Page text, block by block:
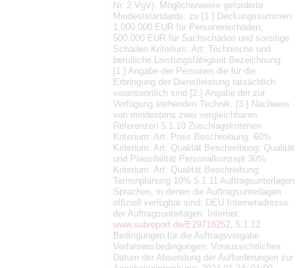
Nr. 2 VgV). Möglicherweise geforderte
Mindeststandards: zu [1.] Deckungssummen:
1.000.000 EUR für Personenschäden,
500.000 EUR für Sachschäden und sonstige
Schäden Kriterium: Art: Technische und
berufliche Leistungsfähigkeit Bezeichnung:
[1.] Angabe der Personen die für die
Erbringung der Dienstleistung tatsächlich
verantwortlich sind [2.] Angabe der zur
Verfügung stehenden Technik. [3.] Nachweis
von mindestens zwei vergleichbaren
Referenzen 5.1.10 Zuschlagskriterien
Kriterium: Art: Preis Beschreibung: 60%
Kriterium: Art: Qualität Beschreibung: Qualität
und Plausibilität Personalkonzept 30%
Kriterium: Art: Qualität Beschreibung:
Terminplanung 10% 5.1.11 Auftragsunterlagen
Sprachen, in denen die Auftragsunterlagen
offiziell verfügbar sind: DEU Internetadresse
der Auftragsunterlagen: Internet:
www.subreport.de/E29718252 , 5.1.12
Bedingungen für die Auftragsvergabe
Verfahrensbedingungen: Voraussichtliches
Datum der Absendung der Aufforderungen zur